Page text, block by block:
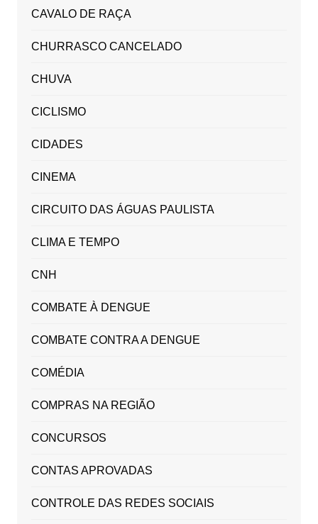
CAVALO DE RAÇA
CHURRASCO CANCELADO
CHUVA
CICLISMO
CIDADES
CINEMA
CIRCUITO DAS ÁGUAS PAULISTA
CLIMA E TEMPO
CNH
COMBATE À DENGUE
COMBATE CONTRA A DENGUE
COMÉDIA
COMPRAS NA REGIÃO
CONCURSOS
CONTAS APROVADAS
CONTROLE DAS REDES SOCIAIS